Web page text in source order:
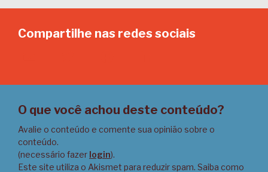
Compartilhe nas redes sociais
O que você achou deste conteúdo?
Avalie o conteúdo e comente sua opinião sobre o
conteúdo.
(necessário fazer login).
Este site utiliza o Akismet para reduzir spam. Saiba como